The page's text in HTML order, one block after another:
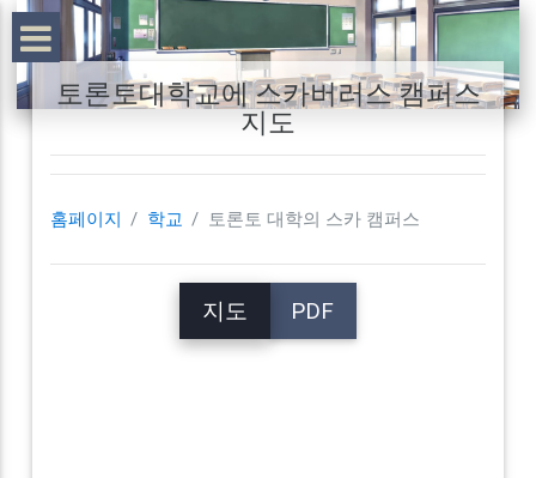
토론토대학교에 스카버러스 캠퍼스
지도
홈페이지 학교 토론토 대학의 스카 캠퍼스
지도 PDF